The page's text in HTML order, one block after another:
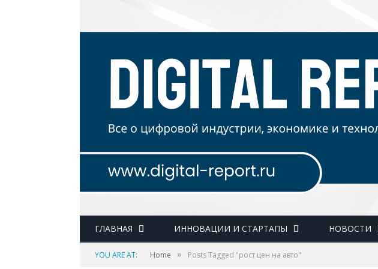
ГЛАВНАЯ ИННОВАЦИИ И СТАРТАПЫ НОВОСТИ
YOU ARE AT: Home » Posts Tagged "рост цен на авто"